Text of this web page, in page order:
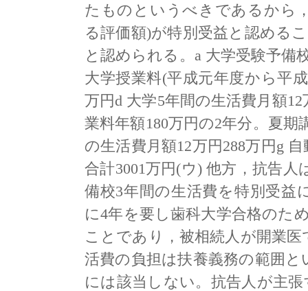
たものというべきであるから
る評価額)が特別受益と認める
と認められる。a 大学受験予備
大学授業料(平成元年度から平
万円d 大学5年間の生活費月額
業料年額180万円の2年分。夏期
の生活費月額12万円288万円g
合計3001万円(ウ) 他方，抗告
備校3年間の生活費を特別受益
に4年を要し歯科大学合格のた
ことであり，被相続人が開業
活費の負担は扶養義務の範囲
には該当しない。抗告人が主